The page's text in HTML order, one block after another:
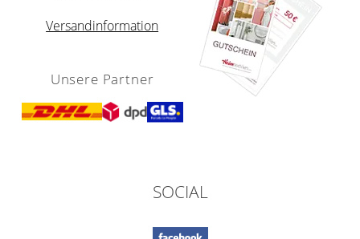
Versandinformation
Unsere Partner
SOCIAL